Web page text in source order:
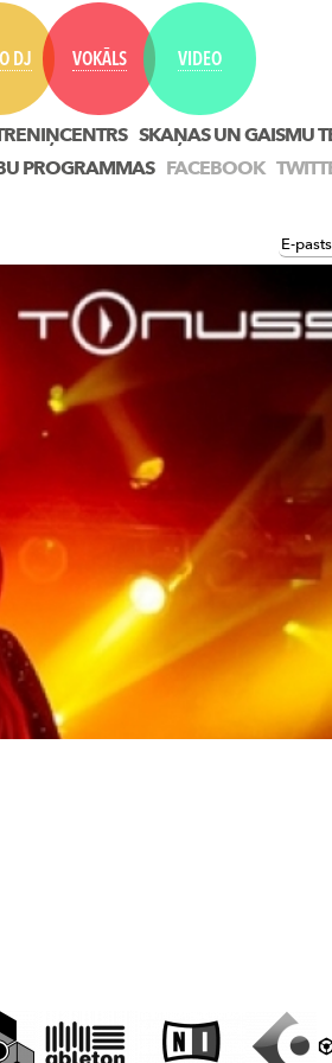
DJ VOKĀLS VIDEO
SKAŅAS UN GAISMU
PROGRAMMAS FACEBOOK